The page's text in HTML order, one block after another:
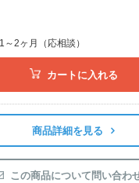
～2ヶ月（応相談）
カートに入れる
商品詳細を見る
この商品について問い合わ